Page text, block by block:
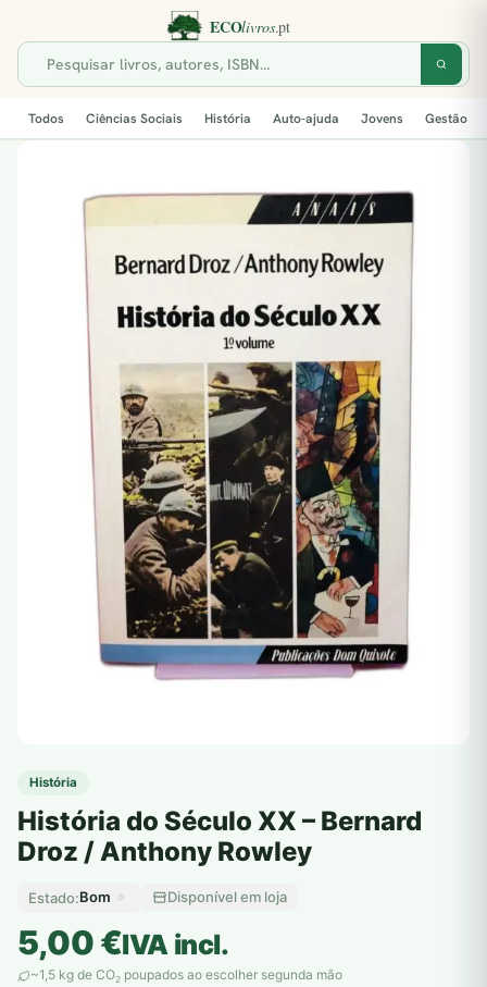
Todos Ciências Sociais História Auto-ajuda Jovens Gestão
História
História do Século XX – Bernard
Droz / Anthony Rowley
Estado:Bom Disponível em loja
5,00€IVA incl.
~1,5 kg de CO2 poupados ao escolher segunda mão